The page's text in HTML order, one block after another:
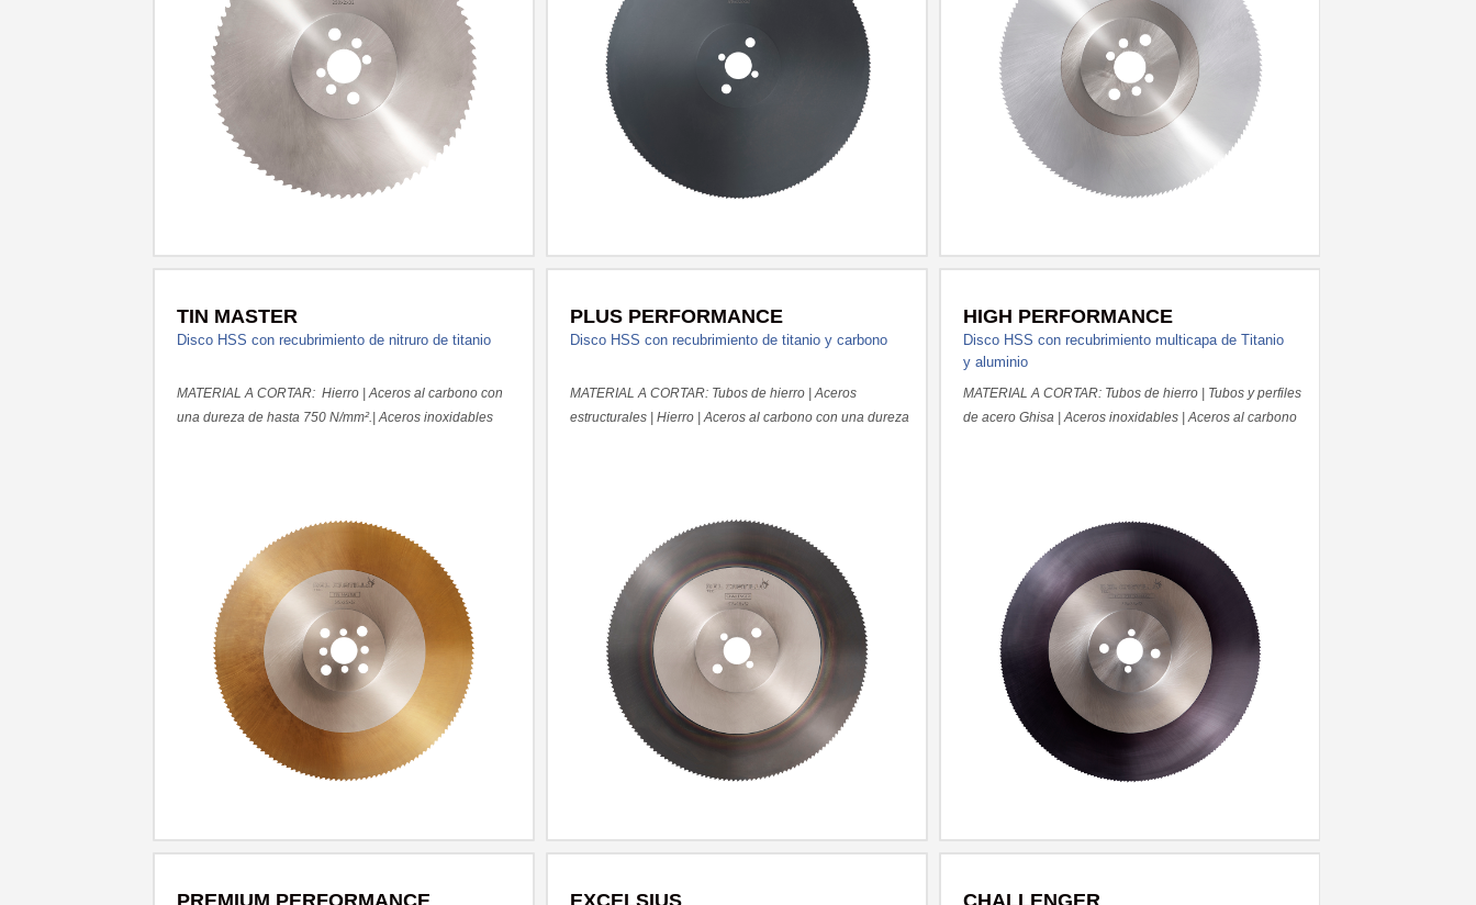
TIN MASTER
Disco HSS con recubrimiento de nitruro de titanio
MATERIAL A CORTAR: Hierro | Aceros al carbono con
una dureza de hasta 750 N/mm².| Aceros inoxidables
PLUS PERFORMANCE
Disco HSS con recubrimiento de titanio y carbono
MATERIAL A CORTAR: Tubos de hierro | Aceros
estructurales | Hierro | Aceros al carbono con una dureza
HIGH PERFORMANCE
Disco HSS con recubrimiento multicapa de Titanio
y aluminio
MATERIAL A CORTAR: Tubos de hierro | Tubos y perfiles
de acero Ghisa | Aceros inoxidables | Aceros al carbono